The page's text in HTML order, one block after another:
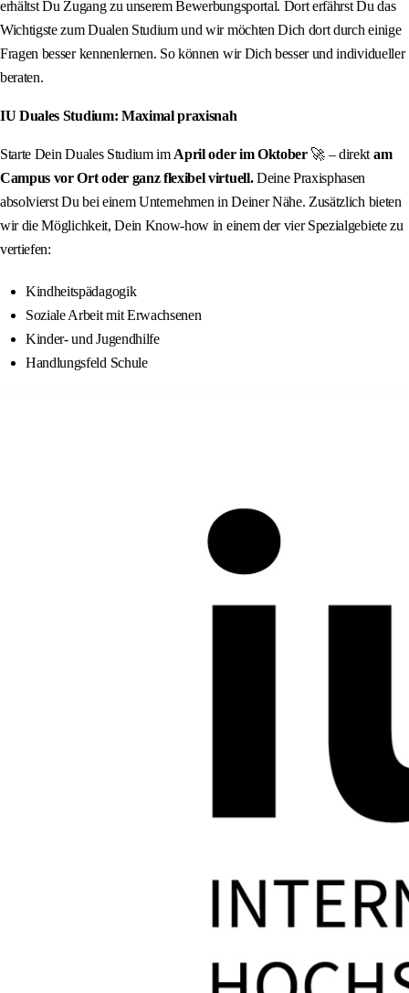
erhältst Du Zugang zu unserem Bewerbungsportal. Dort erfährst Du das
Wichtigste zum Dualen Studium und wir möchten Dich dort durch einige
Fragen besser kennenlernen. So können wir Dich besser und individueller
beraten.
IU Duales Studium: Maximal praxisnah
Starte Dein Duales Studium im April oder im Oktober 🚀 – direkt am
Campus vor Ort oder ganz flexibel virtuell.Deine Praxisphasen
absolvierst Du bei einem Unternehmen in Deiner Nähe. Zusätzlich bieten
wir die Möglichkeit, Dein Know-how in einem der vier Spezialgebiete zu
vertiefen:
Kindheitspädagogik
Soziale Arbeit mit Erwachsenen
Kinder- und Jugendhilfe
Handlungsfeld Schule